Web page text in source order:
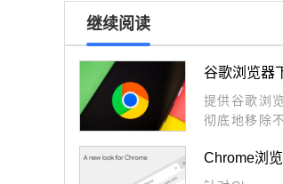
继续阅读
谷歌浏览器
提供谷歌浏
彻底地移除
Chrome浏